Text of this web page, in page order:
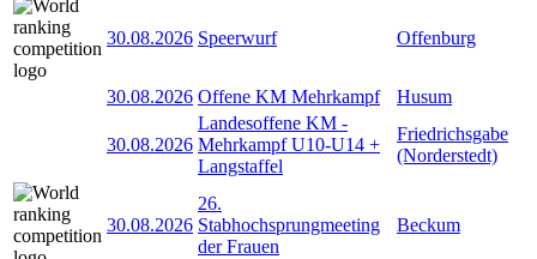
30.08.2026 Speerwurf Offenburg
30.08.2026 Offene KM Mehrkampf Husum
30.08.2026
Landesoffene KM -
Mehrkampf U10-U14 +
Langstaffel
Friedrichsgabe
(Norderstedt)
30.08.2026
26.
Stabhochsprungmeeting
der Frauen
Beckum